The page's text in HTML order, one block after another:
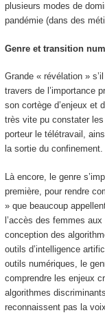
plusieurs modes de
pandémie (dans des
Genre et transition
Grande « révélation »
travers de l’importance
son cortège d’enjeux et
très vite pu constater
porteur le télétravail,
la sortie du confinement.
Là encore, le genre
première, pour rendre
» que beaucoup
l’accès des femmes
conception des
outils d’intelligence
outils numériques, le
comprendre les enjeux
algorithmes
reconnaissent pas la